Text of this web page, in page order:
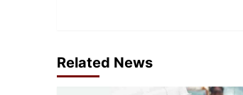
Related News